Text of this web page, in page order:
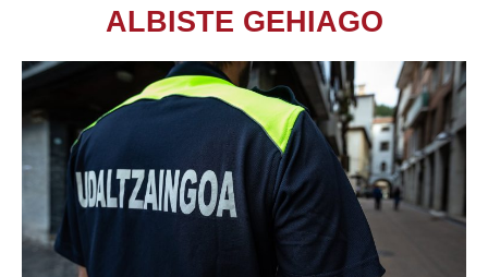
ALBISTE GEHIAGO